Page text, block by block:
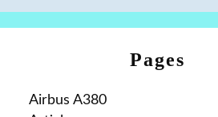
Pages
Airbus A380